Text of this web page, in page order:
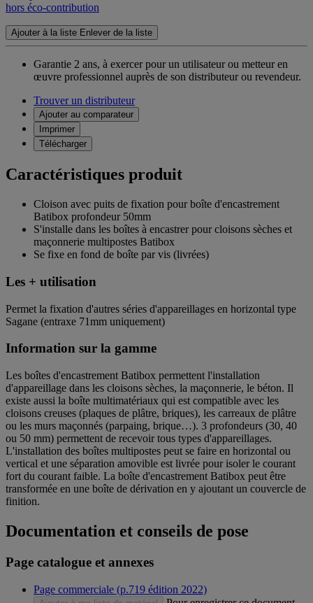
hors éco-contribution
Ajouter à la liste Enlever de la liste
Garantie 2 ans, à exercer pour un utilisateur ou metteur en
œuvre professionnel auprès de son distributeur ou revendeur.
Trouver un distributeur
Ajouter au comparateur
Imprimer
Télécharger
Caractéristiques produit
Cloison avec puits de fixation pour boîte d'encastrement
Batibox profondeur 50mm
S'installe dans les boîtes à encastrer pour cloisons sèches et
maçonnerie multipostes Batibox
Se fixe en fond de boîte par vis (livrées)
Les + utilisation
Permet la fixation d'autres séries d'appareillages en horizontal type
Sagane (entraxe 71mm uniquement)
Information sur la gamme
Les boîtes d'encastrement Batibox permettent l'installation
d'appareillage dans les cloisons sèches, la maçonnerie, le béton. Il
existe aussi la boîte multimatériaux qui est compatible avec les
cloisons creuses (plaques de plâtre, briques), les carreaux de plâtre
ou les murs maçonnés (parpaing, brique…). 3 profondeurs (30, 40
ou 50 mm) permettent de recevoir tous types d'appareillages.
L'installation des boîtes multipostes peut se faire en horizontal ou
vertical et une séparation amovible est livrée pour isoler le courant
fort du courant faible. La boîte d'encastrement Batibox peut être
transformée en une boîte de dérivation en y ajoutant un couvercle de
finition.
Documentation et conseils de pose
Page catalogue et annexes
Page commerciale (p.719 édition 2022)